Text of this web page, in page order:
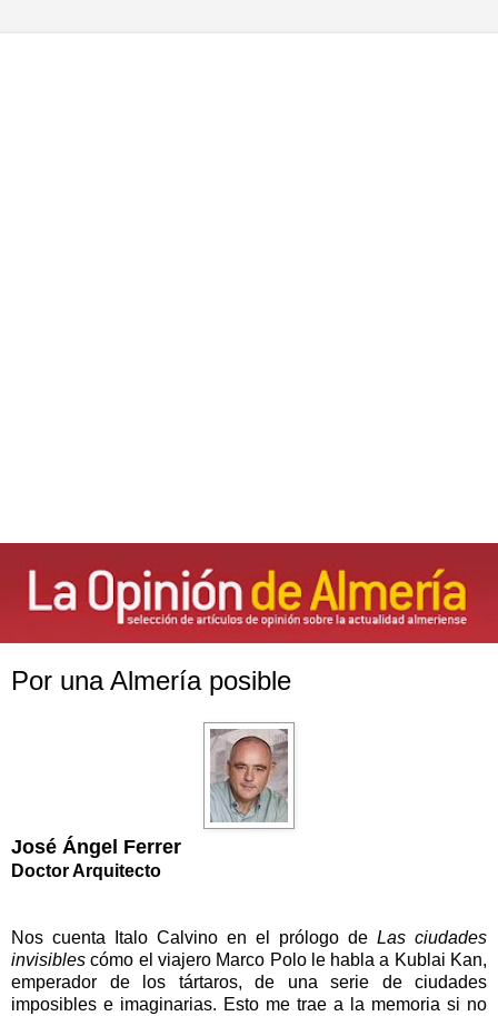
Por una Almería posible
José Ángel Ferrer
Doctor Arquitecto
Nos cuenta Italo Calvino en el prólogo de Las ciudades
invisibles cómo el viajero Marco Polo le habla a Kublai Kan,
emperador de los tártaros, de una serie de ciudades
imposibles e imaginarias. Esto me trae a la memoria si no